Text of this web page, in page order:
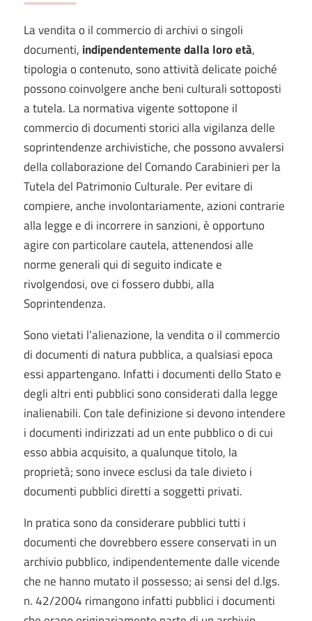
La vendita o il commercio di archivi o singoli
documenti, indipendentemente dalla loro età,
tipologia o contenuto, sono attività delicate poiché
possono coinvolgere anche beni culturali sottoposti
a tutela. La normativa vigente sottopone il
commercio di documenti storici alla vigilanza delle
soprintendenze archivistiche, che possono avvalersi
della collaborazione del Comando Carabinieri per la
Tutela del Patrimonio Culturale. Per evitare di
compiere, anche involontariamente, azioni contrarie
alla legge e di incorrere in sanzioni, è opportuno
agire con particolare cautela, attenendosi alle
norme generali qui di seguito indicate e
rivolgendosi, ove ci fossero dubbi, alla
Soprintendenza.
Sono vietati l’alienazione, la vendita o il commercio
di documenti di natura pubblica, a qualsiasi epoca
essi appartengano. Infatti i documenti dello Stato e
degli altri enti pubblici sono considerati dalla legge
inalienabili. Con tale definizione si devono intendere
i documenti indirizzati ad un ente pubblico o di cui
esso abbia acquisito, a qualunque titolo, la
proprietà; sono invece esclusi da tale divieto i
documenti pubblici diretti a soggetti privati.
In pratica sono da considerare pubblici tutti i
documenti che dovrebbero essere conservati in un
archivio pubblico, indipendentemente dalle vicende
che ne hanno mutato il possesso; ai sensi del d.lgs.
n. 42/2004 rimangono infatti pubblici i documenti